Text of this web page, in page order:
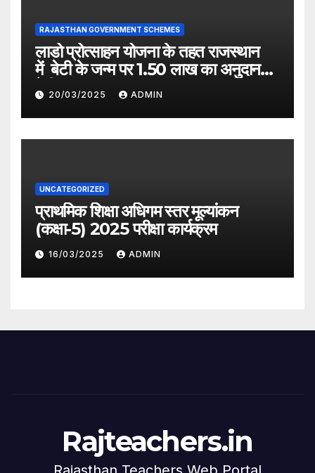
RAJASTHAN GOVERNMENT SCHEMES
लाडो प्रोत्साहन योजना के तहत राजस्थान
में बेटी के जन्म पर 1.50 लाख का अनुदान
देगी सरकार
20/03/2025 ADMIN
UNCATEGORIZED
प्राथमिक शिक्षा अधिगम स्तर मूल्यांकन
(कक्षा-5) 2025 परीक्षा कार्यक्रम
16/03/2025 ADMIN
Rajteachers.in